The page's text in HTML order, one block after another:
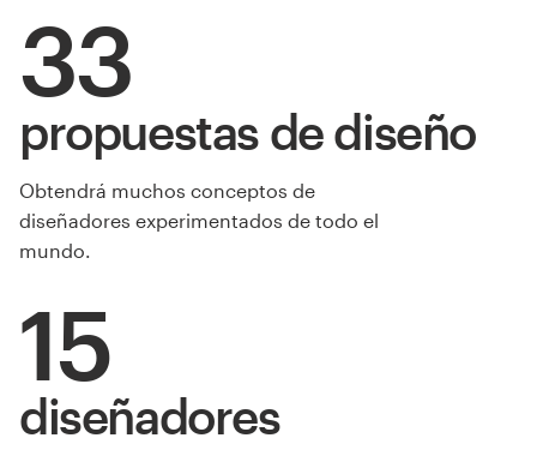
33
propuestas de diseño
Obtendrá muchos conceptos de
diseñadores experimentados de todo el
mundo.
15
diseñadores